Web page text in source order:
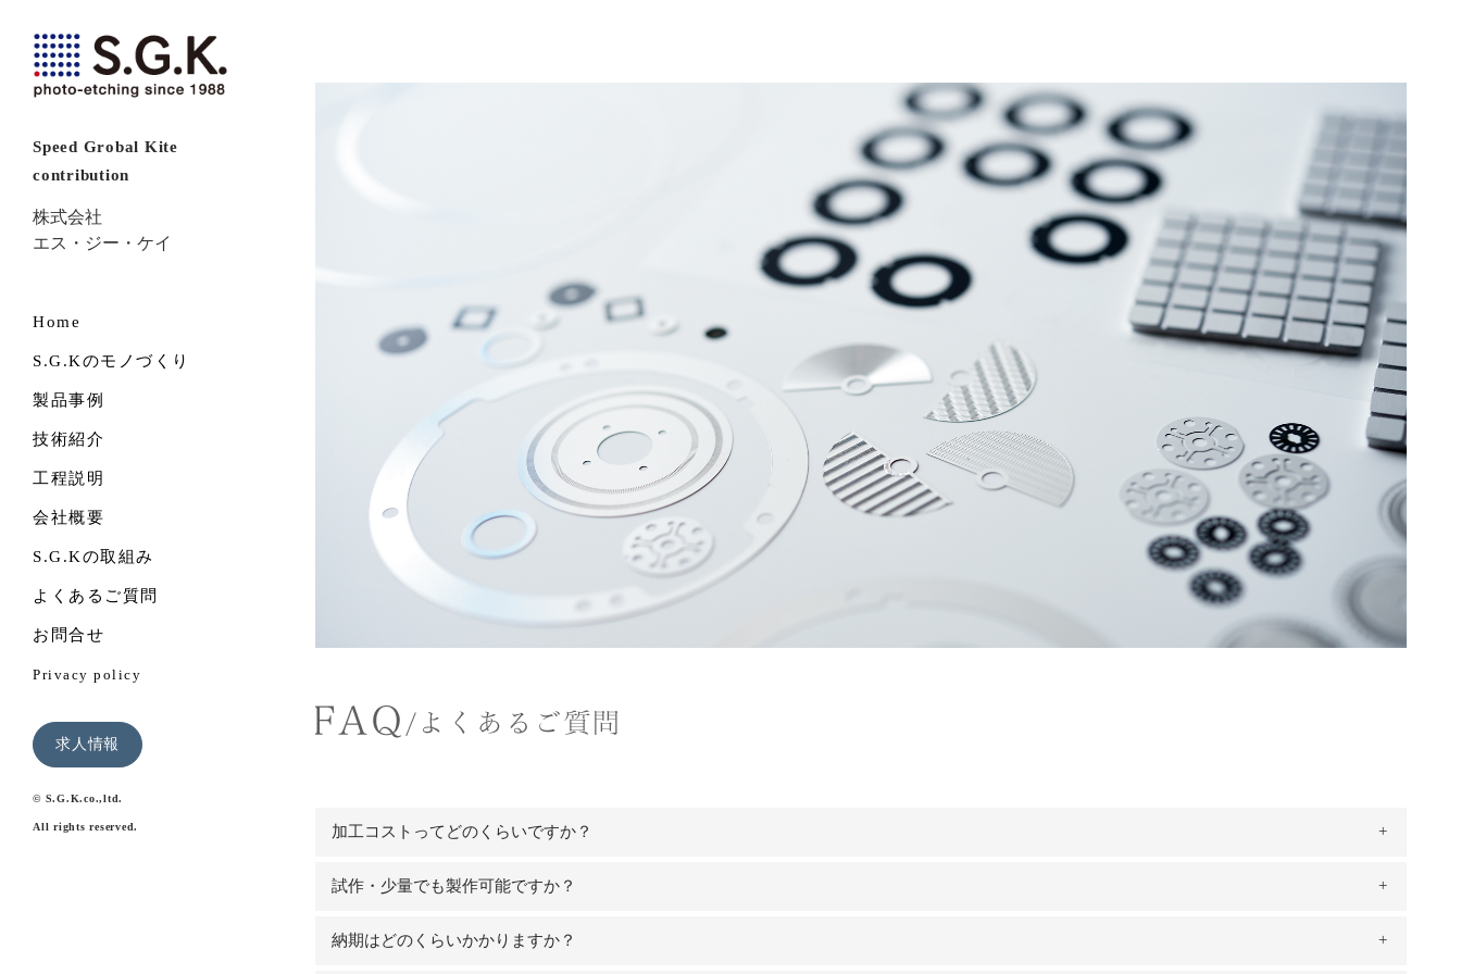
Speed Grobal Kite
contribution
株式会社
エス・ジー・ケイ
Home
S.G.Kのモノづくり
製品事例
技術紹介
工程説明
会社概要
S.G.Kの取組み
よくあるご質問
お問合せ
Privacy policy
求人情報
© S.G.K.co.,ltd.
All rights reserved. 加工コストってどのくらいですか？
材料の厚みや製品の大きさによりますので、お気軽にお問い合わせください。
とができます。また、モデルチェンジにも柔軟に対応できます。
試作・少量でも製作可能ですか？
試作小量から量産までお客様のあらゆる要求に対応できる体制をご提供いたします。お気軽にお問い合わせください。
納期はどのくらいかかりますか？